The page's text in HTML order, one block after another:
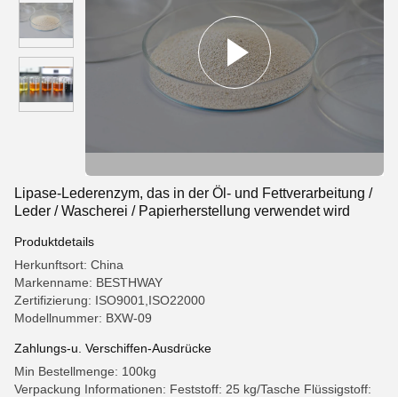
Lipase-Lederenzym, das in der Öl- und Fettverarbeitung /
Leder / Wascherei / Papierherstellung verwendet wird
Produktdetails
Herkunftsort: China
Markenname: BESTHWAY
Zertifizierung: ISO9001,ISO22000
Modellnummer: BXW-09
Zahlungs-u. Verschiffen-Ausdrücke
Min Bestellmenge: 100kg
Verpackung Informationen: Feststoff: 25 kg/Tasche Flüssigstoff: